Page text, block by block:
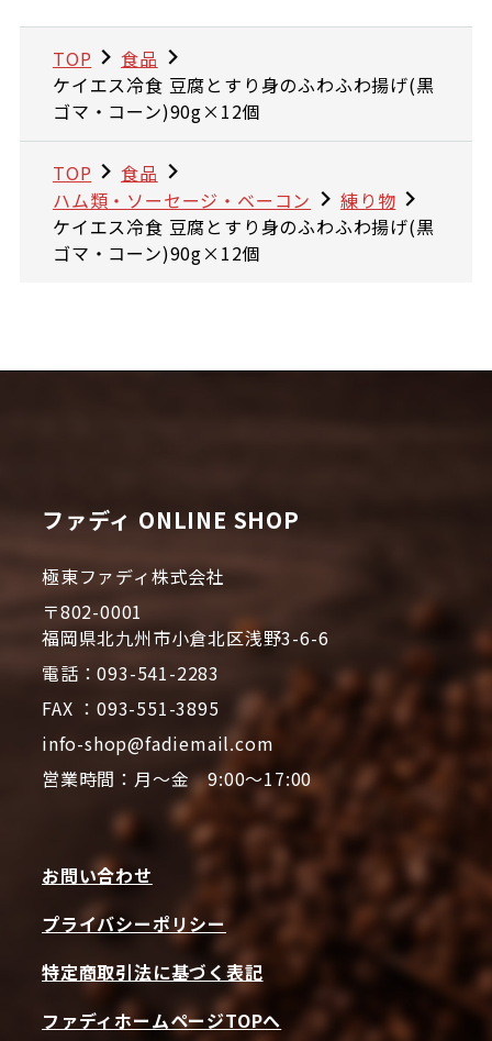
TOP
食品
ケイエス冷食 豆腐とすり身のふわふわ揚げ(黒
ゴマ・コーン)90g×12個
TOP
食品
ハム類・ソーセージ・ベーコン
練り物
ケイエス冷食 豆腐とすり身のふわふわ揚げ(黒
ゴマ・コーン)90g×12個
ファディ ONLINE SHOP
極東ファディ株式会社
〒802-0001
福岡県北九州市小倉北区浅野3-6-6
電話：093-541-2283
FAX ：093-551-3895
info-shop@fadiemail.com
営業時間：月～金 9:00～17:00
お問い合わせ
プライバシーポリシー
特定商取引法に基づく表記
ファディホームページTOPへ